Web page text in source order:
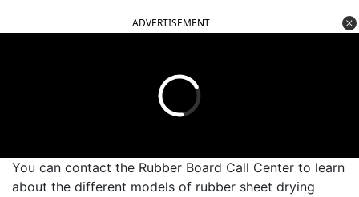
ADVERTISEMENT
You can contact the Rubber Board Call Center to learn
about the different models of rubber sheet drying